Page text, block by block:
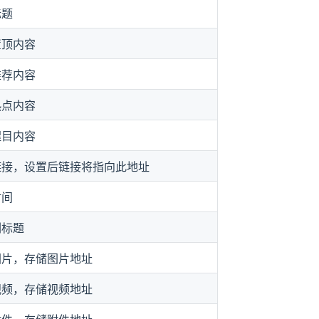
内容
内容
内容
内容
，设置后链接将指向此地址
题
，存储图片地址
，存储视频地址